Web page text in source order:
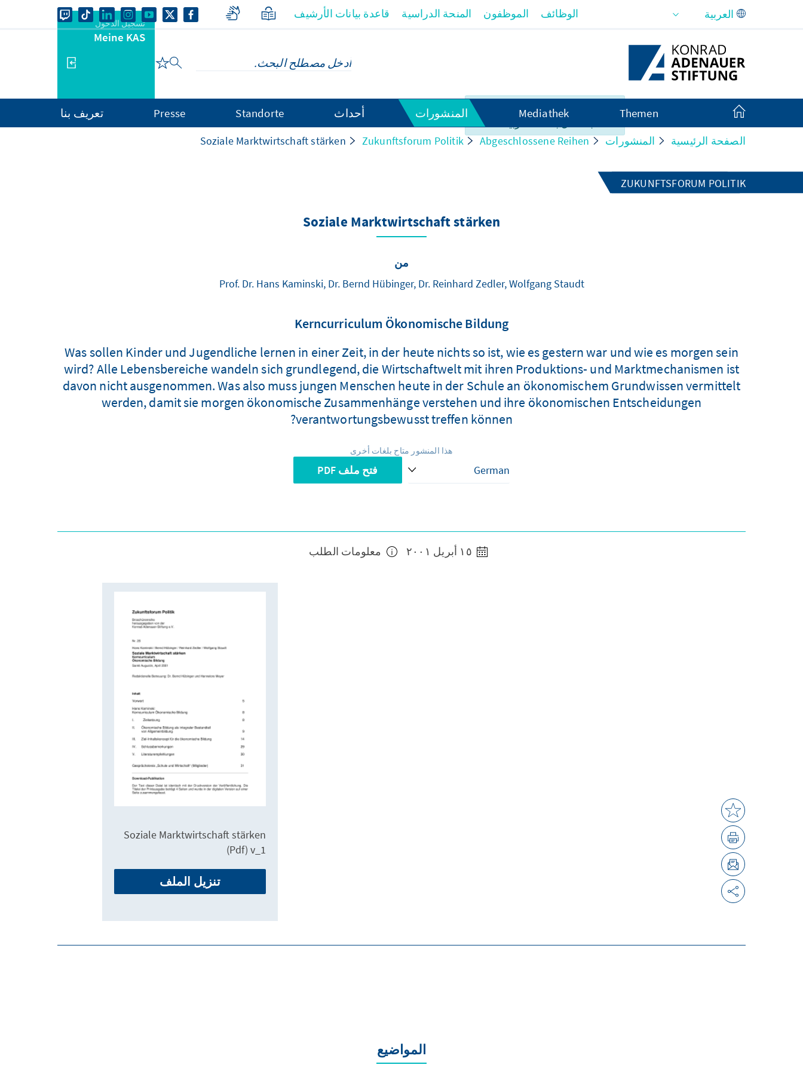
تخطي إلى المحتوى الرئيسي
المحتوى في هذه الصفحة ليس
الوظائف الموظفون المنحة الدراسية قاعدة بيانات الأرشيف
تسجيل الدخول
Meine KAS
Themen
Mediathek المنشورات أحداث Standorte
Presse تعريف بنا
الصفحة الرئيسية المنشورات Abgeschlossene Reihen
Zukunftsforum Politik
Soziale Marktwirtschaft stärken
ZUKUNFTSFORUM POLITIK
Soziale Marktwirtschaft stärken
من
Prof. Dr. Hans Kaminski, Dr. Bernd Hübinger, Dr. Reinhard Zedler, Wolfgang Staudt
Kerncurriculum Ökonomische Bildung
Was sollen Kinder und Jugendliche lernen in einer Zeit, in der heute nichts so ist, wie es gestern war und wie es morgen sein
wird? Alle Lebensbereiche wandeln sich grundlegend, die Wirtschaftwelt mit ihren Produktions- und Marktmechanismen ist
davon nicht ausgenommen. Was also muss jungen Menschen heute in der Schule an ökonomischem Grundwissen vermittelt
werden, damit sie morgen ökonomische Zusammenhänge verstehen und ihre ökonomischen Entscheidungen
verantwortungsbewusst treffen können?
هذا المنشور متاح بلغات أخرى
فتح ملف PDF
معلومات الطلب
Soziale Marktwirtschaft stärken
(Pdf) v_1
تنزيل الملف
المواضيع